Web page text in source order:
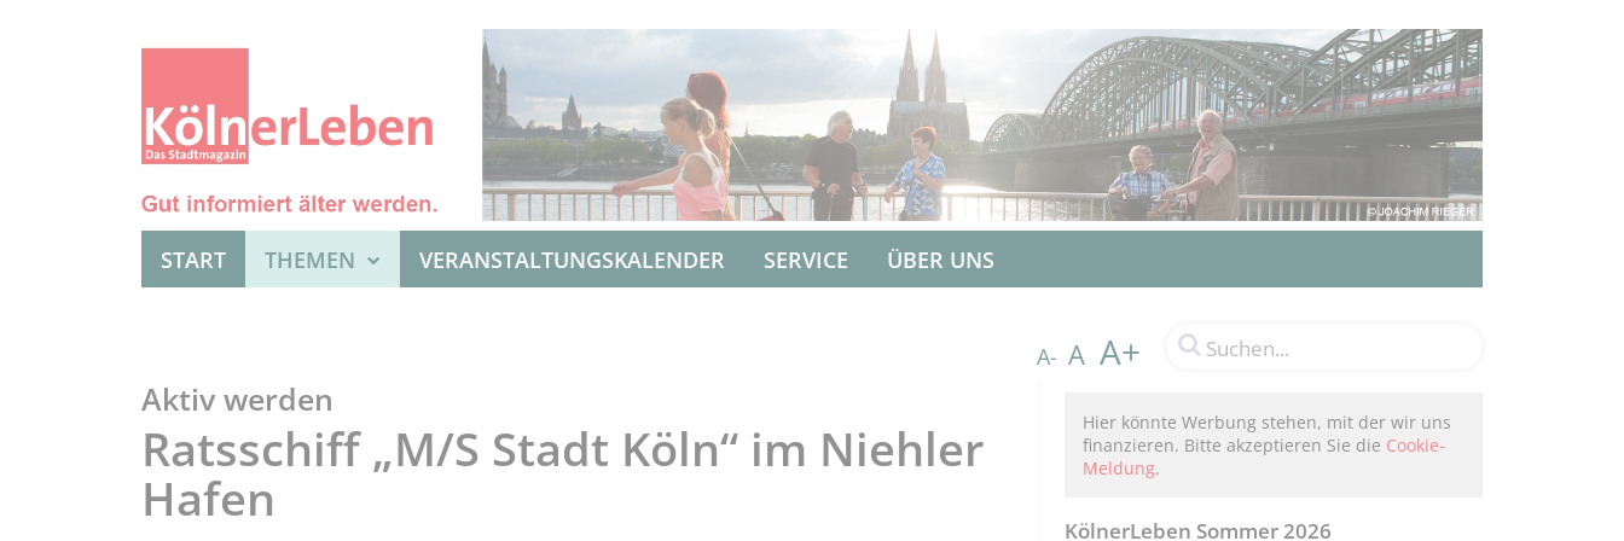
START THEMEN VERANSTALTUNGSKALENDER SERVICE ÜBER UNS
A- A A+
Aktiv werden
Ratsschiff „M/S Stadt Köln“ im Niehler
Hafen
Hier könnte Werbung stehen, mit der wir uns
finanzieren. Bitte akzeptieren Sie die Cookie-
Meldung.
KölnerLeben Sommer 2026